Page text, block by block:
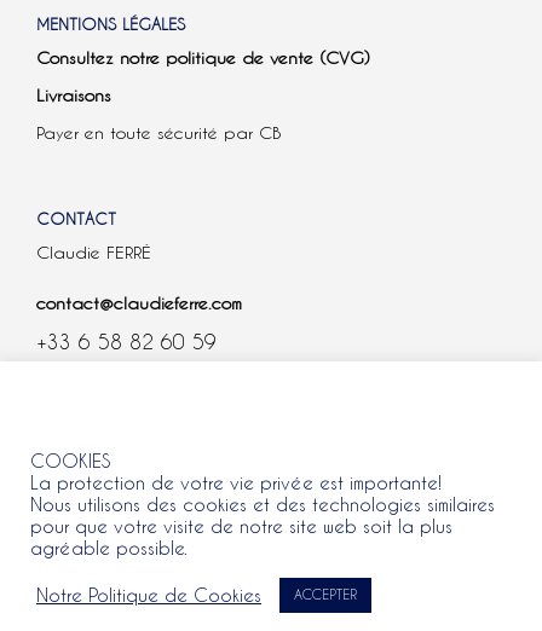
MENTIONS LÉGALES
Consultez notre politique de vente (CVG)
Livraisons
Payer en toute sécurité par CB
CONTACT
Claudie FERRÉ
contact@claudieferre.com
+33 6 58 82 60 59
COOKIES
La protection de votre vie privée est importante!
Nous utilisons des cookies et des technologies similaires
pour que votre visite de notre site web soit la plus
agréable possible.
Notre Politique de Cookies ACCEPTER